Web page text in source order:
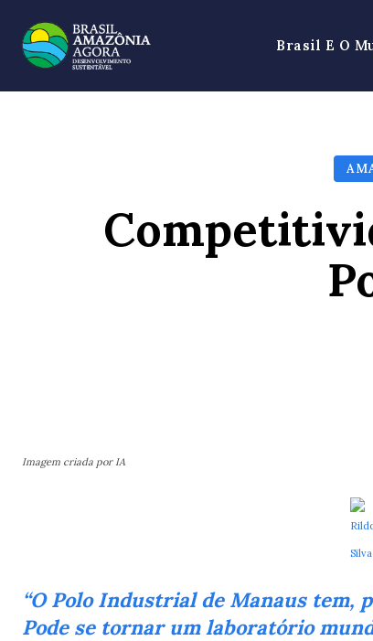
Brasil E O
Imagem criada por IA
“O Polo Industrial de Manaus tem,
Pode se tornar um laboratório